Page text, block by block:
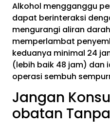
Alkohol mengganggu
dapat berinteraksi
mengurangi aliran
memperlambat
keduanya minimal 24
(lebih baik 48 jam) dan
operasi sembuh
Jangan
obatan